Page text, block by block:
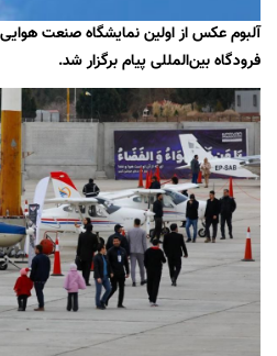
فرودگاه بین‌المللی پیام برگزار شد.